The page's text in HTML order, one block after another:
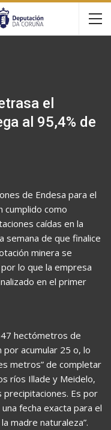
el
al 95,4% de
de Endesa para el
cumplido como
caídas en la
semana de que finalice
minera se
lo que la empresa
en el primer
hectómetros de
por acumular 25 o, lo
metros” de completar
ríos Illade y Meidelo,
precipitaciones. Es por
fecha exacta para el
madre naturaleza”.